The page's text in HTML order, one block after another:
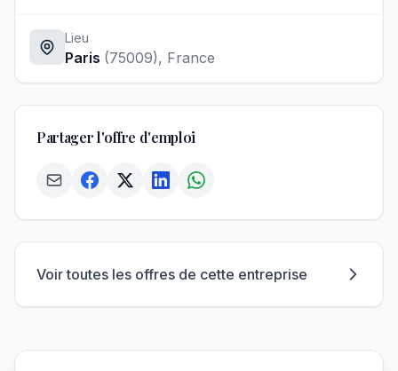
Lieu
Paris (75009), France
Partager l'offre d'emploi
Voir toutes les offres de cette entreprise